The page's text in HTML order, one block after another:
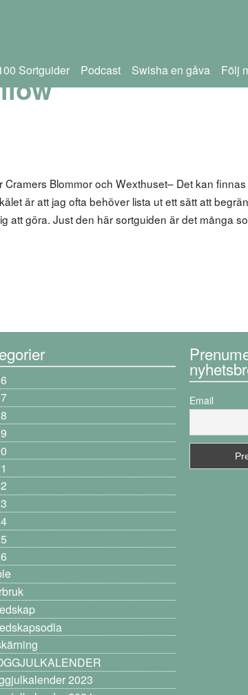
Sortguider Podcast Swisha en gåva Följ
Blommor och Wexthuset– Det kan
är att jag ofta behöver lista ut ett sätt att
att göra. Just den här sortguiden är det många
2023
Email